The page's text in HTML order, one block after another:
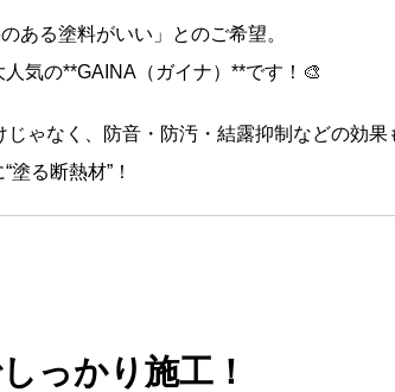
ある塗料がいい」とのご希望。
気の**GAINA（ガイナ）**です！🎨
ゃなく、防音・防汚・結露抑制などの効果
る断熱材”！
っかり施工！